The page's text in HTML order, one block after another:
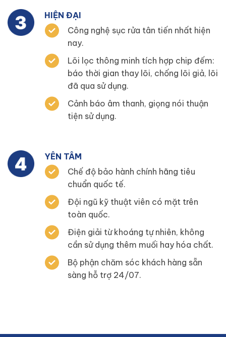
HIỆN ĐẠI
Công nghệ sục rửa tân tiến nhất hiện
nay.
Lõi lọc thông minh tích hợp chip đếm:
báo thời gian thay lõi, chống lõi giả, lõi
đã qua sử dụng.
Cảnh báo âm thanh, giọng nói thuận
tiện sử dụng.
YÊN TÂM
Chế độ bảo hành chính hãng tiêu
chuẩn quốc tế.
Đội ngũ kỹ thuật viên có mặt trên
toàn quốc.
Điện giải từ khoáng tự nhiên, không
cần sử dụng thêm muối hay hóa chất.
Bộ phận chăm sóc khách hàng sẵn
sàng hỗ trợ 24/07.